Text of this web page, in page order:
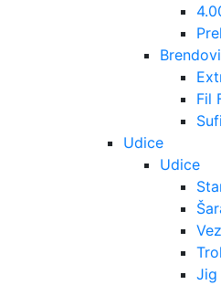
Brendovi
Fil
Udice
Udice
Jig